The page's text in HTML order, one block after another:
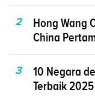
2
Hong Wang
China
3
10 Negara
Terbaik 2025